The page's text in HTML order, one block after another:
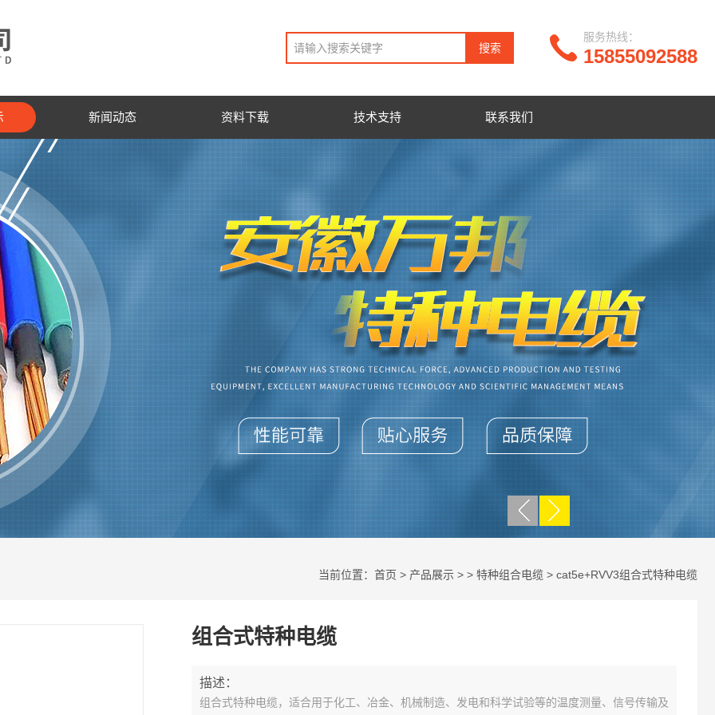
15855092588
服务热线：
新闻动态 资料下载 技术支持 联系我们
当前位置： 首页 > 产品展示 > > 特种组合电缆 > cat5e+RVV3组合式特种电缆
组合式特种电缆
描述：
组合式特种电缆，适合用于化工、冶金、机械制造、发电和科学试验等的温度测量、信号传输及